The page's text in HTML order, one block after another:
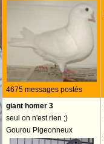
4675 messages postés
giant homer 3
seul on n'est rien ;)
Gourou Pigeonneux